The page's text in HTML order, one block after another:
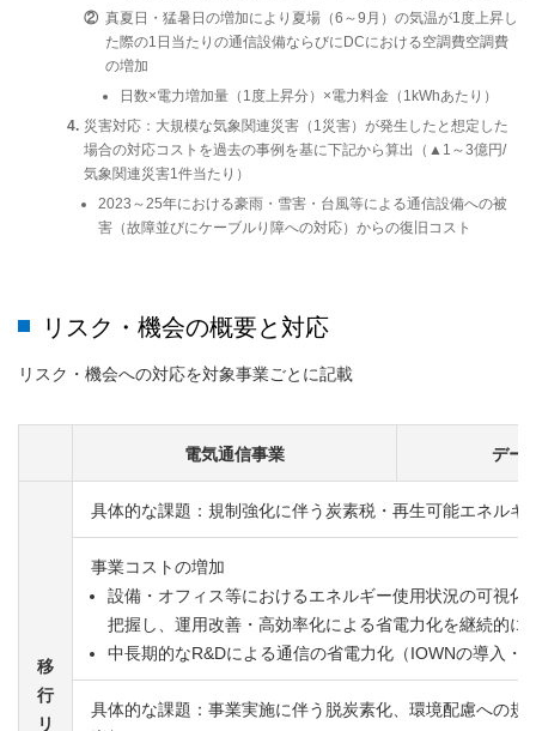
② 真夏日・猛暑日の増加により夏場（6～9月）の気温が1度上昇し
た際の1日当たりの通信設備ならびにDCにおける空調費空調費
の増加
日数×電力増加量（1度上昇分）×電力料金（1kWhあたり）
災害対応：大規模な気象関連災害（1災害）が発生したと想定した
場合の対応コストを過去の事例を基に下記から算出（▲1～3億円/
気象関連災害1件当たり）
2023～25年における豪雨・雪害・台風等による通信設備への被
害（故障並びにケーブルり障への対応）からの復旧コスト
リスク・機会の概要と対応
リスク・機会への対応を対象事業ごとに記載
電気通信事業 デー
移
行
リ
具体的な課題：規制強化に伴う炭素税・再生可能エネル
事業コストの増加
設備・オフィス等におけるエネルギー使用状況の可視化
把握し、運用改善・高効率化による省電力化を継続的に
中長期的なR&Dによる通信の省電力化（IOWNの導入・
具体的な課題：事業実施に伴う脱炭素化、環境配慮への